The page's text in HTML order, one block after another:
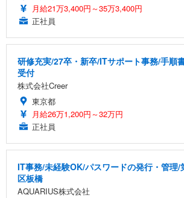
月給21万3,400円～35万3,400円
正社員
研修充実/27卒・新卒/ITサポート事務/手順
受付
株式会社Creer
東京都
月給26万1,200円～32万円
正社員
IT事務/未経験OK/パスワードの発行・管理/
区板橋
AQUARIUS株式会社